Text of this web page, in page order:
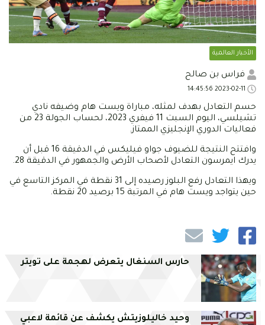
الأخبار العالمية
فراس بن صالح
حسم التعادل بهدف لمثله، مباراة ويست هام وضيفه نادي
تشيلسي، اليوم السبت 11 فيفري 2023، لحساب الجولة 23 من
فعاليات الدوري الإنجليزي الممتاز.
وافتتح النتيجة للضيوف جواو فيليكس في الدقيقة 16 قبل أن
يدرك ايمرسون التعادل لأصحاب الأرض والجمهور في الدقيقة 28.
ويهذا التعادل رفع البلوز رصيده إلى 31 نقطة في المركز التاسع في
حين يتواجد ويست هام في المرتبة 15 برصيد 20 نقطة.
حارس السنغال يتعرض لهجمة على تويتر
وحيد خاليلوزيتش يكشف عن قائمة لاعبي